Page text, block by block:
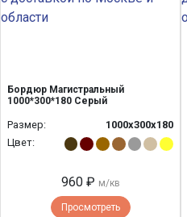
Бордюр Магистральный
1000*300*180 Серый
Размер:
1000х300х180
Цвет:
960 ₽ м/кв
Просмотреть